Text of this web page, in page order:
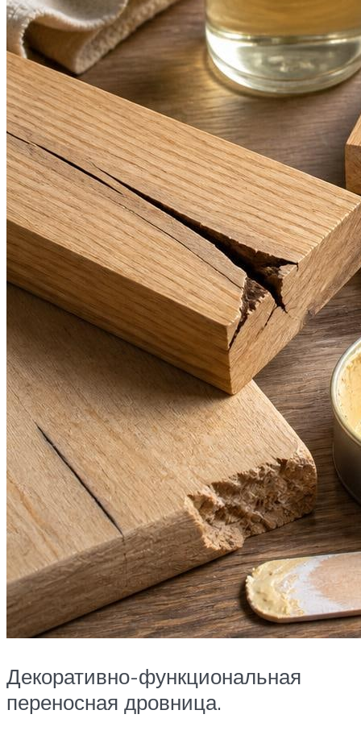
Декоративно-функциональная
переносная дровница.